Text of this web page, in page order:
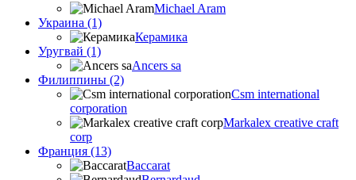
Michael Aram
Украина (1)
Керамика
Уругвай (1)
Ancers sa
Филиппины (2)
Csm international
corporation
Markalex creative craft
corp
Франция (13)
Baccarat